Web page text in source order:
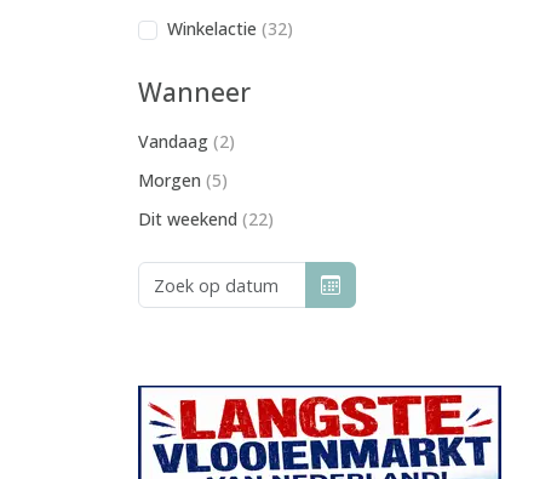
Winkelactie (32)
Wanneer
Vandaag (2)
Morgen (5)
Dit weekend (22)